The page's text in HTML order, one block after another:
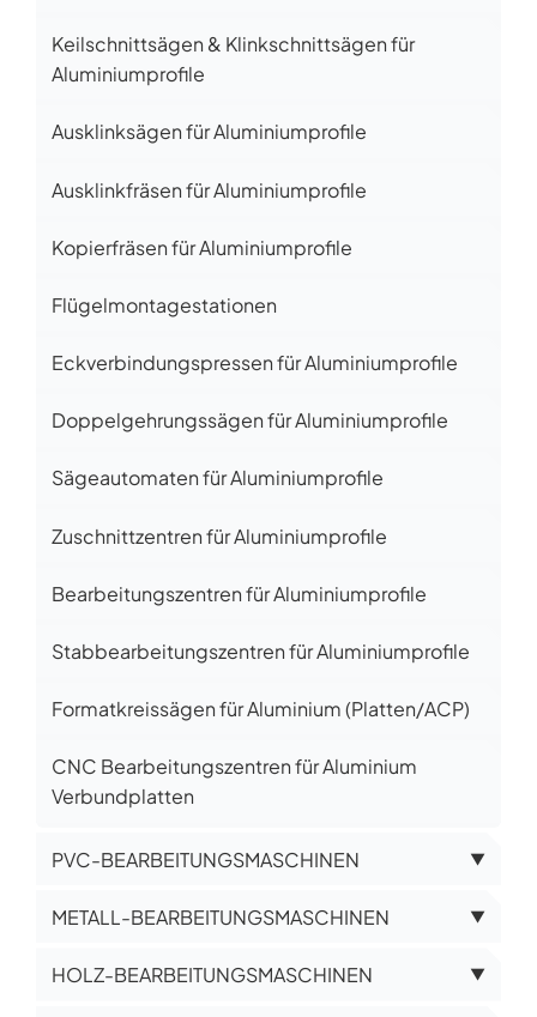
Keilschnittsägen & Klinkschnittsägen für
Aluminiumprofile
Ausklinksägen für Aluminiumprofile
Ausklinkfräsen für Aluminiumprofile
Kopierfräsen für Aluminiumprofile
Flügelmontagestationen
Eckverbindungspressen für Aluminiumprofile
Doppelgehrungssägen für Aluminiumprofile
Sägeautomaten für Aluminiumprofile
Zuschnittzentren für Aluminiumprofile
Bearbeitungszentren für Aluminiumprofile
Stabbearbeitungszentren für Aluminiumprofile
Formatkreissägen für Aluminium (Platten/ACP)
CNC Bearbeitungszentren für Aluminium
Verbundplatten
PVC-BEARBEITUNGSMASCHINEN ▼
METALL-BEARBEITUNGSMASCHINEN ▼
HOLZ-BEARBEITUNGSMASCHINEN ▼